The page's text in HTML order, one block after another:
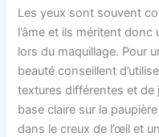
Les yeux sont souvent
l’âme et ils méritent
lors du maquillage. Pour
beauté conseillent
textures différentes et de
base claire sur la
dans le creux de l’œil et